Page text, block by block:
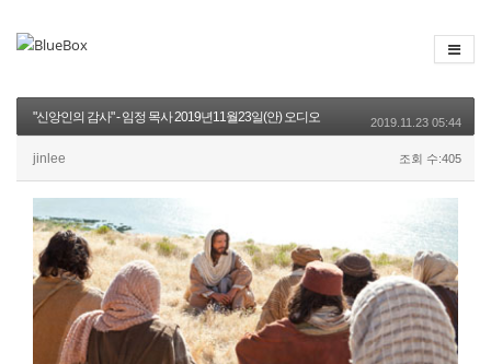
"신앙인의 감사" - 임정 목사 2019년11월23일(안) 오디오 2019.11.23 05:44
jinlee 조회 수:405